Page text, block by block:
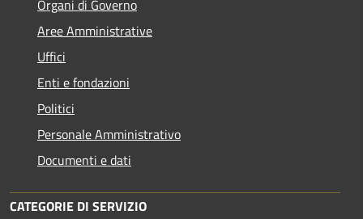
Organi di Governo
Aree Amministrative
Uffici
Enti e fondazioni
Politici
Personale Amministrativo
Documenti e dati
CATEGORIE DI SERVIZIO